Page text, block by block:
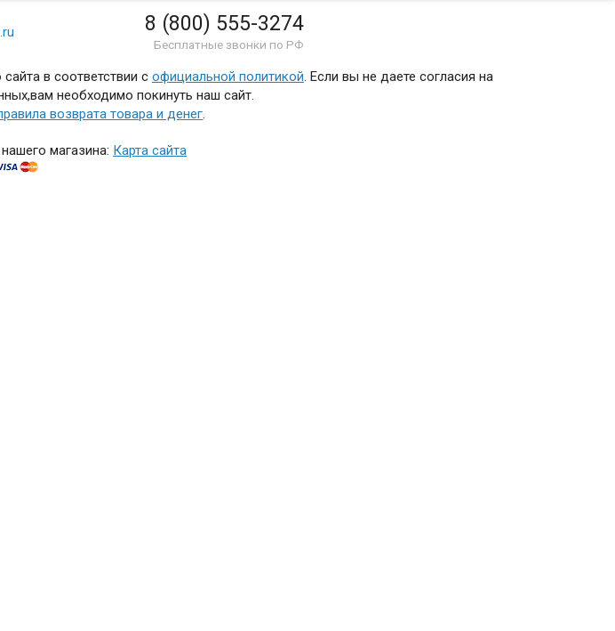
8 (800) 555-3274
Бесплатные звонки по РФ
в соответствии с официальной политикой. Если вы не даете согласия на
необходимо покинуть наш сайт.
возврата товара и денег.
магазина: Карта сайта